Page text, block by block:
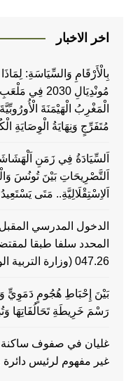
اخر الاخبار
بِالْأَرْقَامِ وَالسِّيَاسَةِ:
مُونْدِيَالِ
مُتَفَرِّجٍ وَنِهَايَةُ الْوِصَايَةِ
اَلسِّيَادَةُ فِي زَمَنِ
اَلتَّصْرِيحَاتِ بَيْنَ تُونُسَ
اَلاِسْتِقْلَالِيَّةِ.. مَتَى
الدخول المدرسي
المحدد سلفا طبقا
047.26 (وزارة التربية الوطنية)
بَيْنَ إِحْبَاطِ هُجُومٍ دَمَوِيٍّ
رَسْمَ خَرِيطَةِ تَحَالُفَاتِهَا
غليان في صفوف ساكنة
غير مفهوم لرئيس دائرة